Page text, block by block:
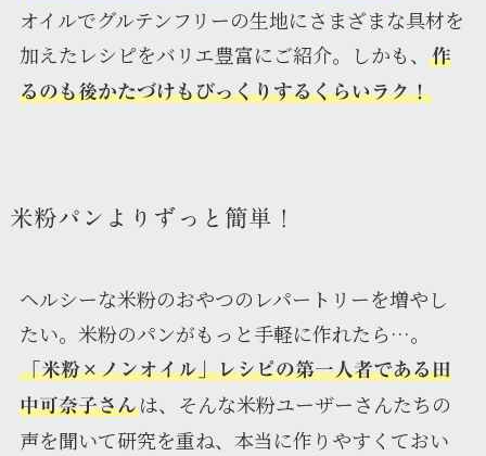
オイルでグルテンフリーの生地にさまざまな具材を
加えたレシピをバリエ豊富にご紹介。しかも、
作
るのも後かたづけもびっくりするくらいラク！
米粉パンよりずっと簡単！
ヘルシーな米粉のおやつのレパートリーを増やし
たい。米粉のパンがもっと手軽に作れたら…。
「米粉×ノンオイル」レシピの第一人者である田
中可奈子さんは、そんな米粉ユーザーさんたちの
声を聞いて研究を重ね、本当に作りやすくておい